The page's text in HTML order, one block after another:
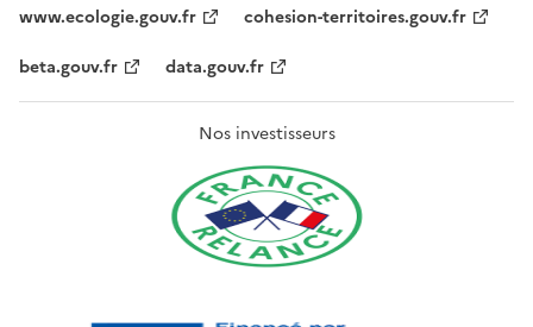
www.ecologie.gouv.fr
cohesion-territoires.gouv.fr
beta.gouv.fr
data.gouv.fr
Nos investisseurs